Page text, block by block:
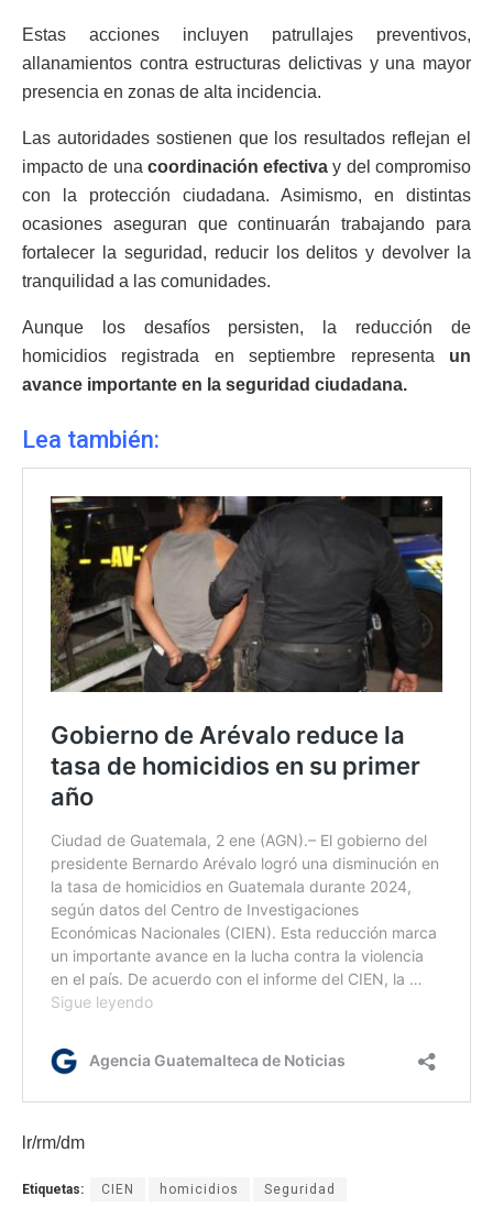
Estas acciones incluyen patrullajes preventivos,
allanamientos contra estructuras delictivas y una mayor
presencia en zonas de alta incidencia.
Las autoridades sostienen que los resultados reflejan el
impacto de una coordinación efectiva y del compromiso
con la protección ciudadana. Asimismo, en distintas
ocasiones aseguran que continuarán trabajando para
fortalecer la seguridad, reducir los delitos y devolver la
tranquilidad a las comunidades.
Aunque los desafíos persisten, la reducción de
homicidios registrada en septiembre representa un
avance importante en la seguridad ciudadana.
Lea también:
lr/rm/dm
Etiquetas: CIEN homicidios Seguridad